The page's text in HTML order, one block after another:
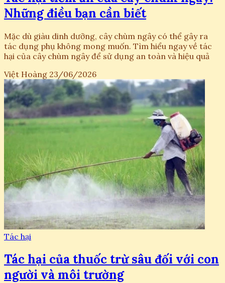
Những điều bạn cần biết
Mặc dù giàu dinh dưỡng, cây chùm ngây có thể gây ra
tác dụng phụ không mong muốn. Tìm hiểu ngay về tác
hại của cây chùm ngây để sử dụng an toàn và hiệu quả
Việt Hoàng 23/06/2026
Tác hại
Tác hại của thuốc trừ sâu đối với con
người và môi trường